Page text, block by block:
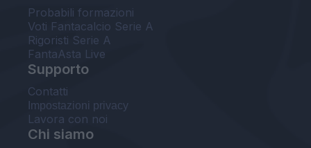
Probabili formazioni
Voti Fantacalcio Serie A
Rigoristi Serie A
FantaAsta Live
Supporto
Contatti
Impostazioni privacy
Lavora con noi
Chi siamo